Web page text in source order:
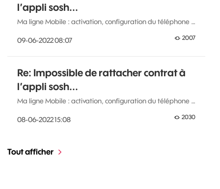
l’appli sosh...
Ma ligne Mobile : activation, configuration du téléphone …
2007
‎09-06-202208:07
Re: Impossible de rattacher contrat à
l’appli sosh...
Ma ligne Mobile : activation, configuration du téléphone …
2030
‎08-06-202215:08
Tout afficher